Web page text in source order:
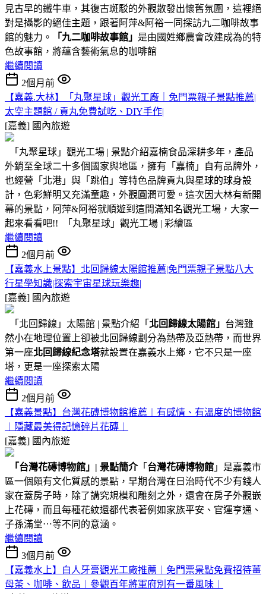
見古早的鐵牛車，其復古斑駁的外觀散發出懷舊氛圍，這裡絕
對是攝影的絕佳主題，跟著阿萍&阿裕一同探訪九二咖啡故事
館的魅力。
「九二咖啡故事館」 是由國姓鄉農會改建成為的特
色故事館，將蘊含藝術氣息的咖啡館
繼續閱讀
2個月前
【嘉義.大林】「丸聚星球」觀光工廠｜免門票親子景點推薦|
太空主題館 / 貢丸免費試吃、DIY手作|
[嘉義] 國內旅遊
「丸聚星球」觀光工場 | 景點介紹嘉楠食品深耕多年，產品
外銷至全球二十多個國家與地區，擁有「嘉楠」自有品牌外，
也經營「北港」與「跳伯」等特色品牌貢丸與星球的球身設
計，色彩鮮明又充滿童趣，外觀圓潤可愛。這次因大林有新開
幕的景點，阿萍&阿裕就順遊到這間滿知名觀光工場，大家一
起來看看吧!! 「丸聚星球」觀光工場 | 彩繪區
繼續閱讀
2個月前
【嘉義水上景點】北回歸線太陽館推薦|免門票親子景點八大
行星學知識|探索宇宙星球玩樂趣|
[嘉義] 國內旅遊
「北回歸線」太陽館 | 景點介紹「 北回歸線太陽館」 台灣雖
然小在地理位置上卻被北回歸線劃分為熱帶及亞熱帶，而世界
第一座北回歸線紀念塔就設置在嘉義水上鄉，它不只是一座
塔，更是一座探索太陽
繼續閱讀
2個月前
【嘉義景點】台灣花磚博物館推薦︱有感情、有溫度的博物館
︱隱藏最美得記憶碎片花磚︱
[嘉義] 國內旅遊
「台灣花磚博物館」 | 景點簡介「 台灣花磚博物館 」是嘉義市
區一個頗有文化質感的景點，早期台灣在日治時代不少有錢人
家在蓋房子時，除了講究規模和雕刻之外，還會在房子外觀嵌
上花磚，而且每種花紋還都代表著例如家族平安、官運亨通、
子孫滿堂⋯等不同的意涵。
繼續閱讀
3個月前
【嘉義水上】白人牙膏觀光工廠推薦︱免門票景點免費招待薑
母茶、咖啡、飲品︱參觀百年將軍府別有一番風味︱